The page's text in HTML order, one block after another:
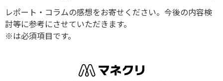
レポート・コラムの感想をお寄せください。今後の内容検
討等に参考にさせていただきます。
※は必須項目です。